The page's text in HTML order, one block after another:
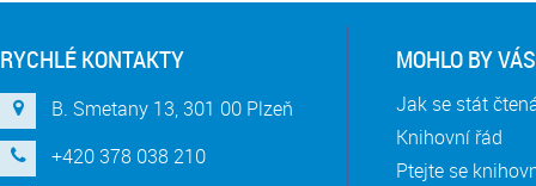
RYCHLÉ KONTAKTY
B. Smetany 13, 301 00 Plzeň
+420 378 038 210
MOHLO BY
Jak se stát
Knihovní řád
Ptejte se